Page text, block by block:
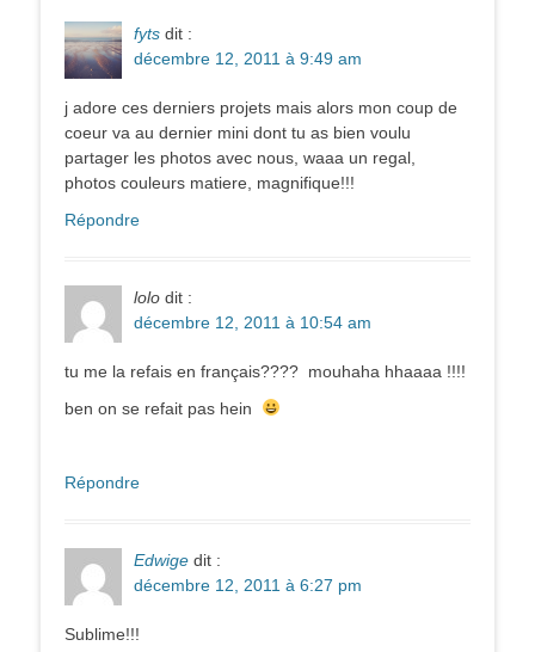
fyts dit :
décembre 12, 2011 à 9:49 am
j adore ces derniers projets mais alors mon coup de
coeur va au dernier mini dont tu as bien voulu
partager les photos avec nous, waaa un regal,
photos couleurs matiere, magnifique!!!
Répondre
lolo dit :
décembre 12, 2011 à 10:54 am
tu me la refais en français???? mouhaha hhaaaa !!!!
ben on se refait pas hein
Répondre
Edwige dit :
décembre 12, 2011 à 6:27 pm
Sublime!!!